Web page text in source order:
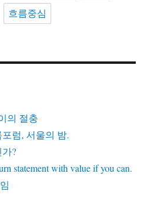
흐름중심
의 절충
포럼, 서울의 밤.
?
statement with value if you can.